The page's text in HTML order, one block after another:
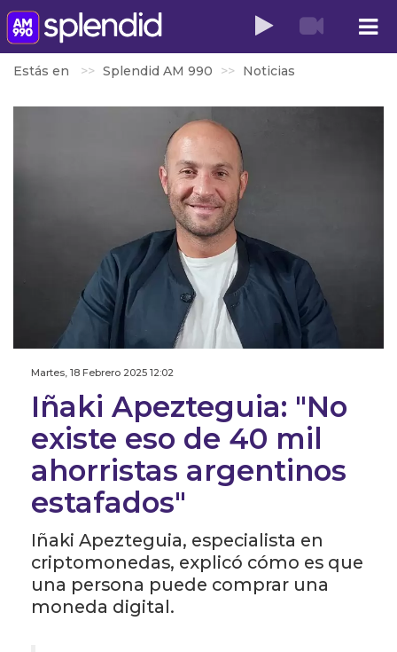
Estás en Splendid AM 990 Noticias
Martes, 18 Febrero 2025 12:02
Iñaki Apezteguia: "No
existe eso de 40 mil
ahorristas argentinos
estafados"
Iñaki Apezteguia, especialista en
criptomonedas, explicó cómo es que
una persona puede comprar una
moneda digital.